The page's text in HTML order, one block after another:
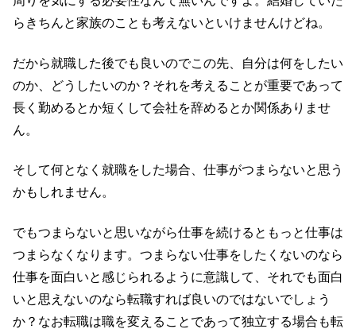
らきちんと家族のことも考えないといけませんけどね。
だから就職した後でも良いのでこの先、自分は何をしたい
のか、どうしたいのか？それを考えることが重要であって
長く勤めるとか短くして会社を辞めるとか関係ありませ
ん。
そして何となく就職をした場合、仕事がつまらないと思う
かもしれません。
でもつまらないと思いながら仕事を続けるともっと仕事は
つまらなくなります。つまらない仕事をしたくないのなら
仕事を面白いと感じられるように意識して、それでも面白
いと思えないのなら転職すれば良いのではないでしょう
か？なお転職は職を変えることであって独立する場合も転